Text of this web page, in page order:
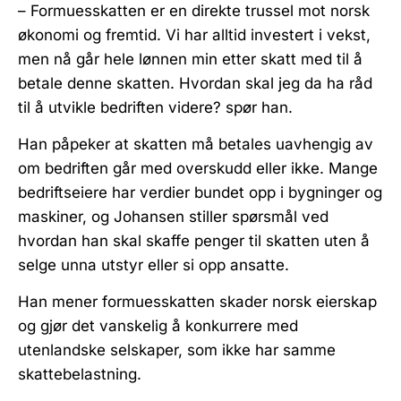
– Formuesskatten er en direkte trussel mot norsk
økonomi og fremtid. Vi har alltid investert i vekst,
men nå går hele lønnen min etter skatt med til å
betale denne skatten. Hvordan skal jeg da ha råd
til å utvikle bedriften videre? spør han.
Han påpeker at skatten må betales uavhengig av
om bedriften går med overskudd eller ikke. Mange
bedriftseiere har verdier bundet opp i bygninger og
maskiner, og Johansen stiller spørsmål ved
hvordan han skal skaffe penger til skatten uten å
selge unna utstyr eller si opp ansatte.
Han mener formuesskatten skader norsk eierskap
og gjør det vanskelig å konkurrere med
utenlandske selskaper, som ikke har samme
skattebelastning.